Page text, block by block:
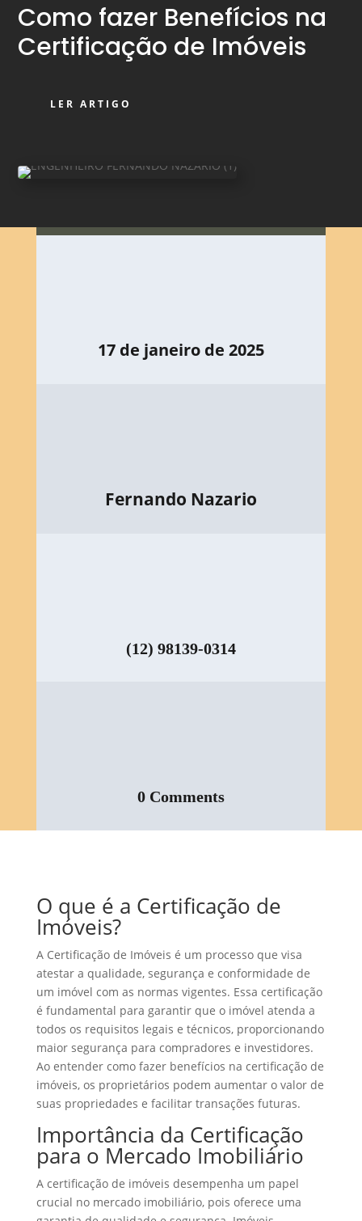
Como fazer Benefícios na
Certificação de Imóveis
LER ARTIGO
17 de janeiro de 2025
Fernando Nazario
(12) 98139-0314
0 Comments
O que é a Certificação de
Imóveis?
A Certificação de Imóveis é um processo que visa
atestar a qualidade, segurança e conformidade de
um imóvel com as normas vigentes. Essa certificação
é fundamental para garantir que o imóvel atenda a
todos os requisitos legais e técnicos, proporcionando
maior segurança para compradores e investidores.
Ao entender como fazer benefícios na certificação de
imóveis, os proprietários podem aumentar o valor de
suas propriedades e facilitar transações futuras.
Importância da Certificação
para o Mercado Imobiliário
A certificação de imóveis desempenha um papel
crucial no mercado imobiliário, pois oferece uma